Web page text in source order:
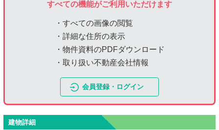
すべての機能がご利用いただけます
・すべての画像の閲覧
・詳細な住所の表示
・物件資料のPDFダウンロード
・取り扱い不動産会社情報
会員登録・ログイン
建物詳細